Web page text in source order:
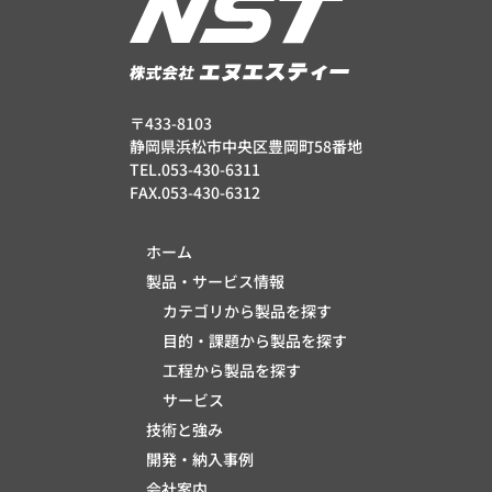
〒433-8103
静岡県浜松市中央区豊岡町58番地
TEL.053-430-6311
FAX.053-430-6312
ホーム
製品・サービス情報
カテゴリから製品を探す
目的・課題から製品を探す
工程から製品を探す
サービス
技術と強み
開発・納入事例